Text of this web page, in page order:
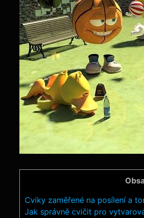
Cviky zaměřené na posílení a
Jak správně cvičit pro